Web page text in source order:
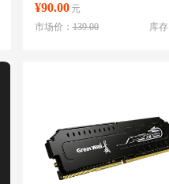
¥90.00 元
库
市场价：139.00